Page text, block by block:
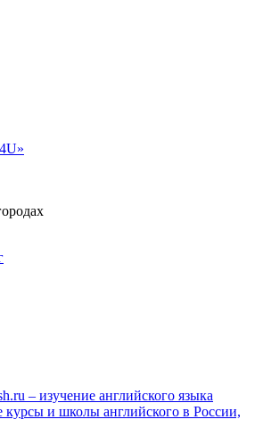
– изучение английского языка
курсы и школы английского в России,